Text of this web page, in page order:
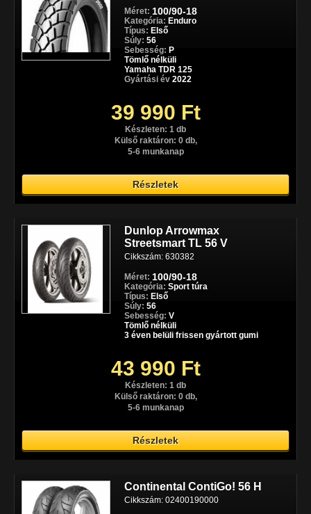
Méret: 100/90-18
Kategória: Enduro
Típus: Első
Súly: 56
Sebesség: P
Tömlő nélküli
Yamaha TDR 125
Gyártási év 2022
39 990 Ft
Készleten: 1 db
Külső raktáron: 0 db,
5-6 munkanap
Részletek
Dunlop Arrowmax
Streetsmart TL 56 V
Cikkszám: 630382
Méret: 100/90-18
Kategória: Sport túra
Típus: Első
Súly: 56
Sebesség: V
Tömlő nélküli
3 éven belüli frissen gyártott gumi
43 990 Ft
Készleten: 1 db
Külső raktáron: 0 db,
5-6 munkanap
Részletek
Continental ContiGo! 56 H
Cikkszám: 02400190000